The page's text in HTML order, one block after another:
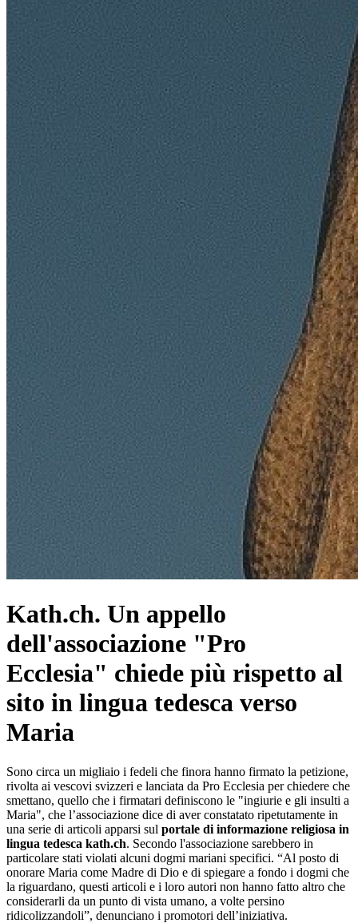
Kath.ch. Un appello
dell'associazione "Pro
Ecclesia" chiede più rispetto al
sito in lingua tedesca verso
Maria
Sono circa un migliaio i fedeli che finora hanno firmato la petizione,
rivolta ai vescovi svizzeri e lanciata da Pro Ecclesia per chiedere che
smettano, quello che i firmatari definiscono le "ingiurie e gli insulti a
Maria", che l’associazione dice di aver constatato ripetutamente in
una serie di articoli apparsi sul portale di informazione religiosa in
lingua tedesca kath.ch. Secondo l'associazione sarebbero in
particolare stati violati alcuni dogmi mariani specifici. “Al posto di
onorare Maria come Madre di Dio e di spiegare a fondo i dogmi che
la riguardano, questi articoli e i loro autori non hanno fatto altro che
considerarli da un punto di vista umano, a volte persino
ridicolizzandoli”, denunciano i promotori dell’iniziativa.